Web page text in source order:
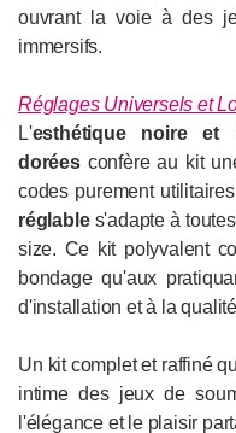
ouvrant la voie à des
immersifs.
Réglages Universels et
L'esthétique noire et
doréesconfère au kit
codes purement
réglables'adapte à
size. Ce kit polyvalent
bondage qu'aux
d'installation et à la
Un kit complet et raffiné
intime des jeux de
l'élégance et le plaisir